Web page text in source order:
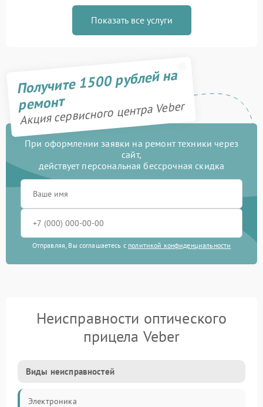
Показать все услуги
Получите 1500 рублей на
ремонт
Акция сервисного центра Veber
При оформлении заявки на ремонт техники через
сайт,
действует персональная бессрочная скидка
Отправляя, Вы соглашаетесь с политикой конфиденциальности
Неисправности оптического
прицела Veber
Виды неисправностей
Электроника